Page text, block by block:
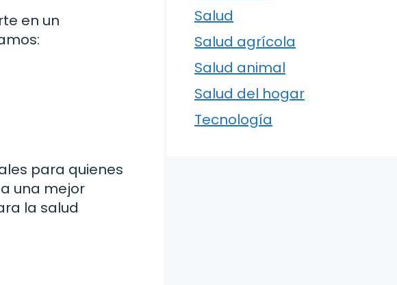
en un
para quienes
una mejor
la salud
Salud
Salud agrícola
Salud animal
Salud del hogar
Tecnología